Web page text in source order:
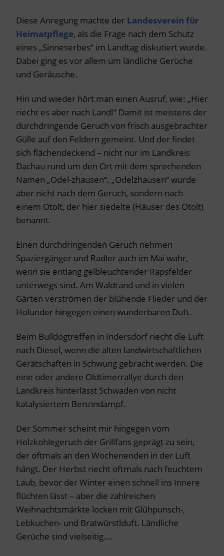
Diese Anregung machte der Landesverein für
Heimatpflege, als die Frage nach dem Schutz
eines „Sinneserbes“ im Landtag diskutiert wurde.
Dabei ging es vor allem um ländliche Gerüche
und Geräusche.
Hin und wieder hört man einen Ausruf, wie: „Hier
riecht es aber nach Land!“ Damit ist meistens der
durchdringende Geruch von frisch ausgebrachter
Gülle auf den Feldern gemeint. Und der findet
sich flächendeckend – nicht nur im Landkreis
Dachau rund um den Ort mit dem sprechenden
Namen „Odel-zhausen“. „Odelzhausen“ wurde
aber nicht nach dem Geruch, sondern nach
einem Otolt, der hier siedelte (Häuser des Otolt)
benannt.
Einen durchdringenden Geruch nehmen
Spaziergänger und Radler auch im Mai wahr,
wenn sie entlang gelbleuchtender Rapsfelder
unterwegs sind. Am Waldrand und in vielen
Gärten verströmen der blühende Flieder und der
Holunder hingegen einen wunderbaren Duft.
Beim Bulldogtreffen in Indersdorf riecht die Luft
nach Diesel, wenn die alten landwirtschaftlichen
Gerätschaften in Schwung gebracht werden. Die
eine oder andere Oldtimerrallye durch den
Landkreis hinterlässt Schwaden von nicht
katalysiertem Benzindampf.
Der Sommer scheint mir hingegen vom
Holzkohlegeruch der Grillfans geprägt zu sein,
der oftmals an den Wochenenden in der Luft
hängt. Der Herbst riecht oftmals nach feuchtem
Laub, bevor der Winter einen schnell ins Innere
flüchten lässt – aber die zahlreichen
Weihnachtsmärkte locken mit Glühpunsch-,
Lebkuchen- und Bratwürstlduft. Ländliche
Gerüche sind vielseitig….